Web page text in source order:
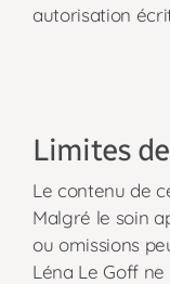
autorisation
Limites
Le contenu de
Malgré le soin
ou omissions
Léna Le Goff